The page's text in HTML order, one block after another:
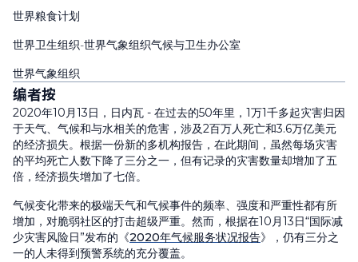
世界粮食计划
世界卫生组织-世界气象组织气候与卫生办公室
世界气象组织
编者按
2020年10月13日，日内瓦 - 在过去的50年里，1万1千多起灾害归因
于天气、气候和与水相关的危害，涉及2百万人死亡和3.6万亿美元
的经济损失。根据一份新的多机构报告，在此期间，虽然每场灾害
的平均死亡人数下降了三分之一，但有记录的灾害数量却增加了五
倍，经济损失增加了七倍。
气候变化带来的极端天气和气候事件的频率、强度和严重性都有所
增加，对脆弱社区的打击超级严重。然而，根据在10月13日“国际减
少灾害风险日”发布的《2020年气候服务状况报告》，仍有三分之
一的人未得到预警系统的充分覆盖。